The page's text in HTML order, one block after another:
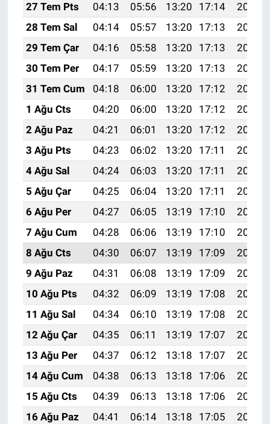
27 Tem Pts
04:13 05:56 13:20 17:14
20:34
28 Tem Sal
04:14 05:57 13:20 17:13
20:33
29 Tem Çar
04:16 05:58 13:20 17:13
20:32
30 Tem Per
04:17 05:59 13:20 17:13
20:31
31 Tem Cum
04:18 06:00 13:20 17:12
20:30
1 Ağu Cts
04:20 06:00 13:20 17:12
20:29
2 Ağu Paz
04:21 06:01 13:20 17:12
20:28
3 Ağu Pts
04:23 06:02 13:20 17:11
20:27
4 Ağu Sal
04:24 06:03 13:20 17:11
20:26
5 Ağu Çar
04:25 06:04 13:20 17:11
20:25
6 Ağu Per
04:27 06:05 13:19 17:10
20:24
7 Ağu Cum
04:28 06:06 13:19 17:10
20:23
8 Ağu Cts
04:30 06:07 13:19 17:09
20:22
9 Ağu Paz
04:31 06:08 13:19 17:09
20:20
10 Ağu Pts
04:32 06:09 13:19 17:08
20:19
11 Ağu Sal
04:34 06:10 13:19 17:08
20:18
12 Ağu Çar
04:35 06:11 13:19 17:07
20:17
13 Ağu Per
04:37 06:12 13:18 17:07
20:15
14 Ağu Cum
04:38 06:13 13:18 17:06
20:14
15 Ağu Cts
04:39 06:13 13:18 17:06
20:13
16 Ağu Paz
04:41 06:14 13:18 17:05
20:11